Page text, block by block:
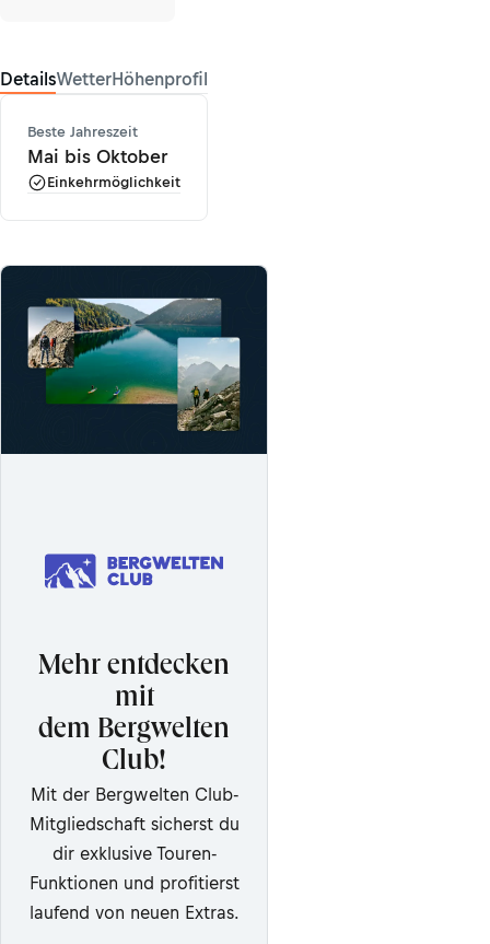
DetailsWetterHöhenprofil
Beste Jahreszeit
Mai bis Oktober
Einkehrmöglichkeit
Mehr entdecken
mit
dem Bergwelten
Club!
Mit der Bergwelten Club-
Mitgliedschaft sicherst du
dir exklusive Touren-
Funktionen und profitierst
laufend von neuen Extras.